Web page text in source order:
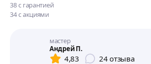
38 с гарантией
34 с акциями
мастер
Андрей П.
4,83 24отзыва